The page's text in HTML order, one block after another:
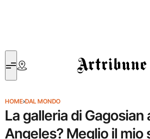
Artribune
HOME›DAL MONDO
La galleria di Gagosian
Angeles? Meglio il mio